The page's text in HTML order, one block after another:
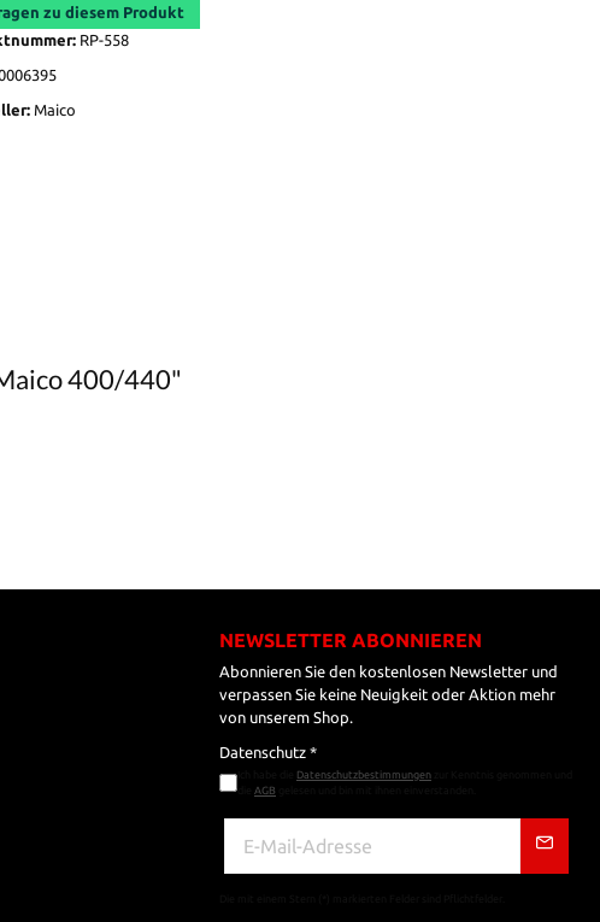
zu diesem Produkt
RP-558
Maico
400/440"
NEWSLETTER ABONNIEREN
Abonnieren Sie den kostenlosen Newsletter und
verpassen Sie keine Neuigkeit oder Aktion mehr
von unserem Shop.
Datenschutz *
Datenschutzbestimmungen
AGB